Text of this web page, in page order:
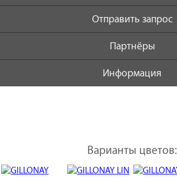
Отправить запрос
Партнёры
Информация
Варианты цветов: